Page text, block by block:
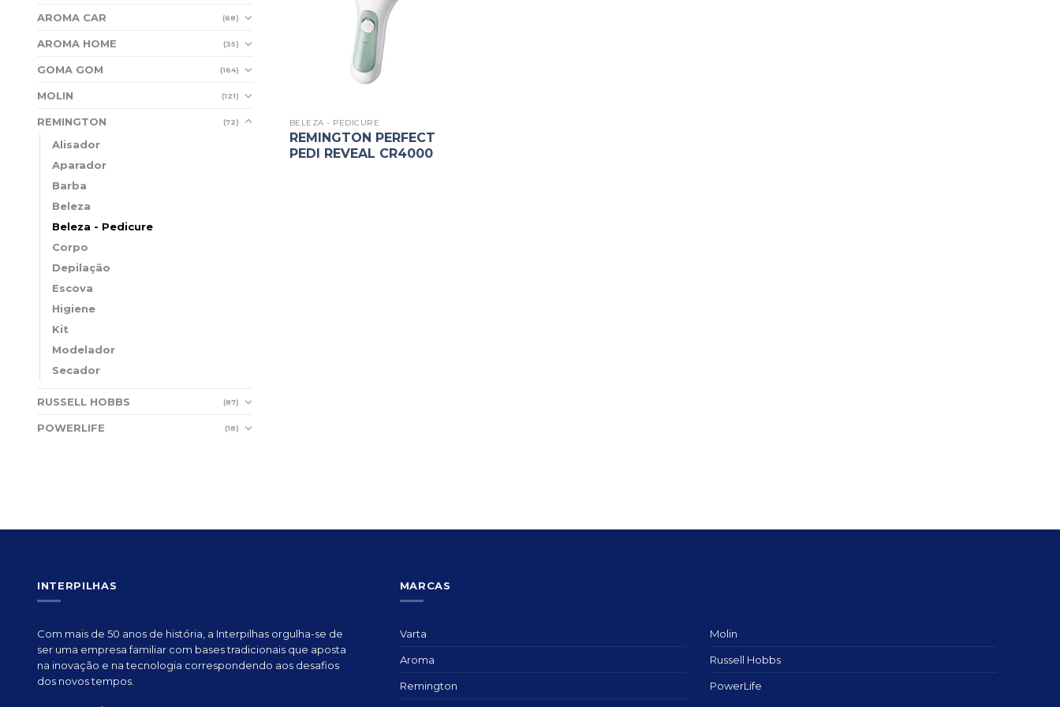
AROMA CAR (68)
AROMA HOME (35)
GOMA GOM (164)
MOLIN (121)
REMINGTON (72)
Alisador
Aparador
Barba
Beleza
Beleza - Pedicure
Corpo
Depilação
Escova
Higiene
Kit
Modelador
Secador
RUSSELL HOBBS (87)
POWERLIFE (18)
BELEZA - PEDICURE
REMINGTON PERFECT
PEDI REVEAL CR4000
INTERPILHAS
Com mais de 50 anos de história, a Interpilhas orgulha-se de
ser uma empresa familiar com bases tradicionais que aposta
na inovação e na tecnologia correspondendo aos desafios
dos novos tempos.
MARCAS
Varta
Aroma
Remington
Molin
Russell Hobbs
PowerLife